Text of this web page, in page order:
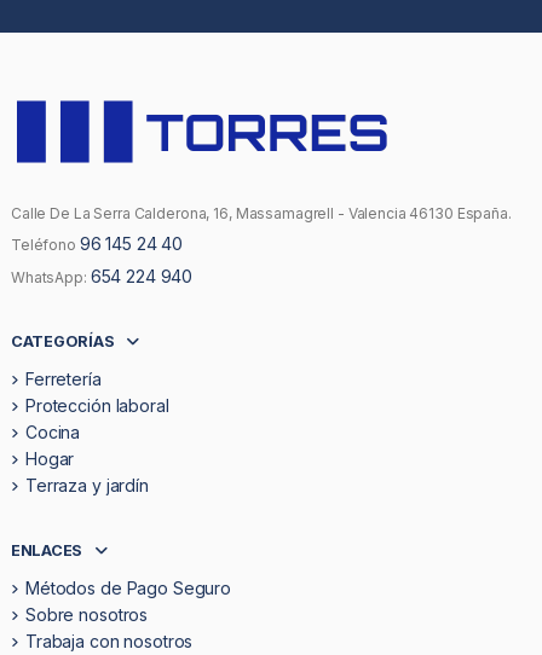
Calle De La Serra Calderona, 16, Massamagrell - Valencia 46130 España.
Teléfono 96 145 24 40
WhatsApp: 654 224 940
CATEGORÍAS
Ferretería
Protección laboral
Cocina
Hogar
Terraza y jardín
ENLACES
Métodos de Pago Seguro
Sobre nosotros
Trabaja con nosotros